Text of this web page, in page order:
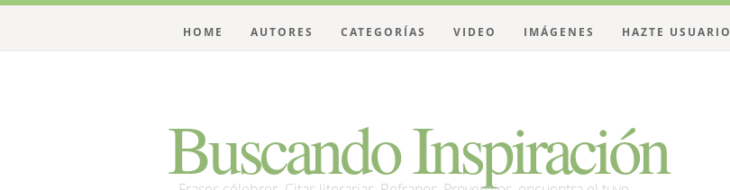
Buscando Inspiración
HOME AUTORES CATEGORÍAS VIDEO IMÁGENES HAZTE USUARIO